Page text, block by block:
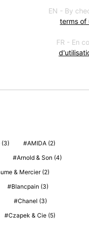
EN - By
terms of
FR - En
(3) AMIDA (2)
Arnold & Son (4)
& Mercier(2)
Blancpain (3)
Chanel (3)
Czapek & Cie (5)